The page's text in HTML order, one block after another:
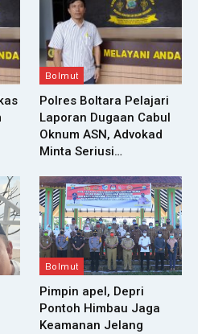
Bolmut
Polres Boltara Pelajari
Laporan Dugaan Cabul
Oknum ASN, Advokad
Minta Seriusi…
Bolmut
Pimpin apel, Depri
Pontoh Himbau Jaga
Keamanan Jelang